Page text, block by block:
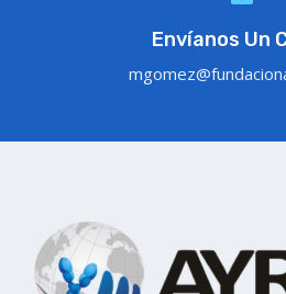
Envíanos Un